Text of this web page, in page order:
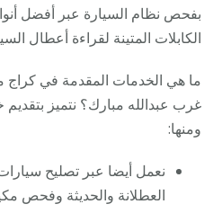
بفحص نظام السيارة عبر أفضل
الكابلات المتينة لقراءة أعطال
ما هي الخدمات المقدمة في كراج
غرب عبدالله مبارك؟ نتميز
ومنها:
نعمل أيضا عبر تصليح
العطلانة والحديثة وفحص